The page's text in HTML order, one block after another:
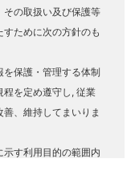
その取扱い及び保護等
ために次の方針のも
保護・管理する体制
を定め遵守し, 従業
、維持してまいりま
す利用目的の範囲内